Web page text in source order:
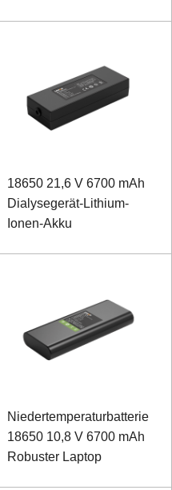
18650 21,6 V 6700 mAh
Dialysegerät-Lithium-
Ionen-Akku
Niedertemperaturbatterie
18650 10,8 V 6700 mAh
Robuster Laptop